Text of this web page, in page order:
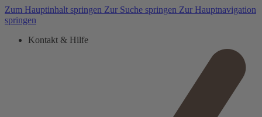
Zum Hauptinhalt springen Zur Suche springen Zur Hauptnavigation
springen
Kontakt & Hilfe